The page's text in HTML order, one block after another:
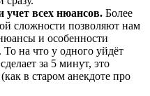
всех нюансов. Более
сложности позволяют нам
и особенности
на что у одного уйдёт
за 5 минут, это
в старом анекдоте про